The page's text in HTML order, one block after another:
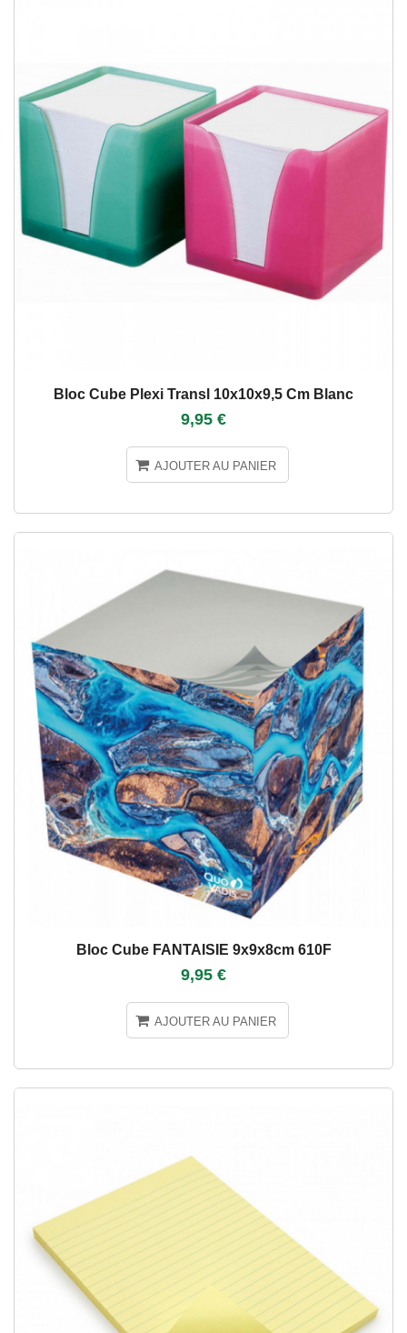
Bloc Cube Plexi Transl 10x10x9,5 Cm Blanc
9,95 €
AJOUTER AU PANIER
Bloc Cube FANTAISIE 9x9x8cm 610F
9,95 €
AJOUTER AU PANIER